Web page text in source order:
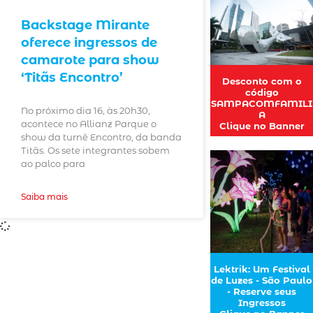
Backstage Mirante
oferece ingressos de
camarote para show
‘Titãs Encontro’
No próximo dia 16, às 20h30,
acontece no Allianz Parque o
show da turnê Encontro, da banda
Titãs. Os sete integrantes sobem
ao palco para
Saiba mais
Desconto com o
código
SAMPACOMFAMILI
A
Clique no Banner
Lektrik: Um Festival
de Luzes - São Paulo
- Reserve seus
Ingressos